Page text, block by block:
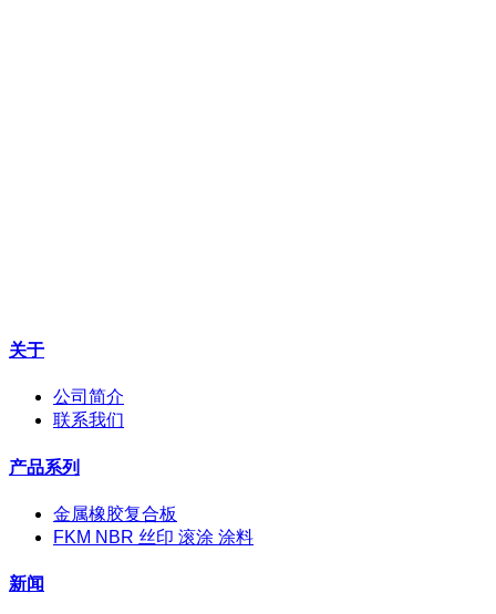
关于
公司简介
联系我们
产品系列
金属橡胶复合板
FKM NBR 丝印 滚涂 涂料
新闻